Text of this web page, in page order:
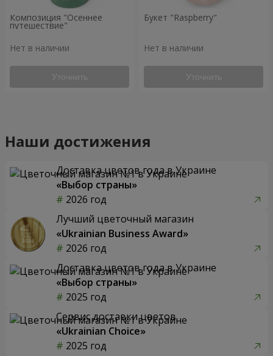
Композиция "Осеннее
путешествие"
Нет в наличии
Уточнить
Букет "Raspberry"
Нет в наличии
Уточнить
Наши достижения
Доставка цветов года в Украине
«Выбор страны»
2026 год
Лучший цветочный магазин
«Ukrainian Business Award»
2026 год
Доставка цветов года в Украине
«Выбор страны»
2025 год
Сервис доставки цветов
«Ukrainian Choice»
2025 год